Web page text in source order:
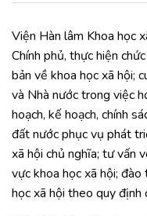
Viện Hàn lâm Khoa học
Chính phủ, thực hiện
bản về khoa học xã hội;
và Nhà nước trong việc
hoạch, kế hoạch, chính
đất nước phục vụ phát
xã hội chủ nghĩa; tư vấn
vực khoa học xã hội;
học xã hội theo quy định